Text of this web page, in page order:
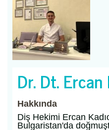
Dr. Dt. Ercan
Hakkında
Diş Hekimi Ercan
Bulgaristan'da